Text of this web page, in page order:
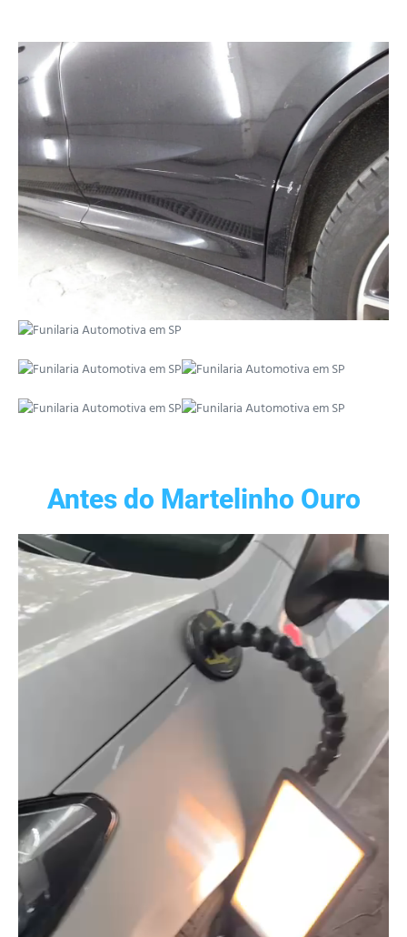
Antes do Martelinho Ouro